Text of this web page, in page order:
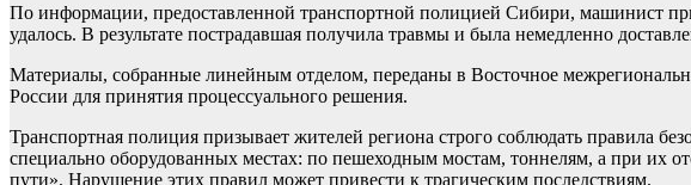
По информации, предоставленной транспортной полицией Сибири, машинист
удалось. В результате пострадавшая получила травмы и была немедленно
Материалы, собранные линейным отделом, переданы в Восточное
России для принятия процессуального решения.
Транспортная полиция призывает жителей региона строго соблюдать правила
специально оборудованных местах: по пешеходным мостам, тоннелям, а при их
пути». Нарушение этих правил может привести к трагическим последствиям.